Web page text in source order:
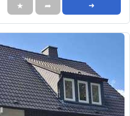
★ ➦ ➜